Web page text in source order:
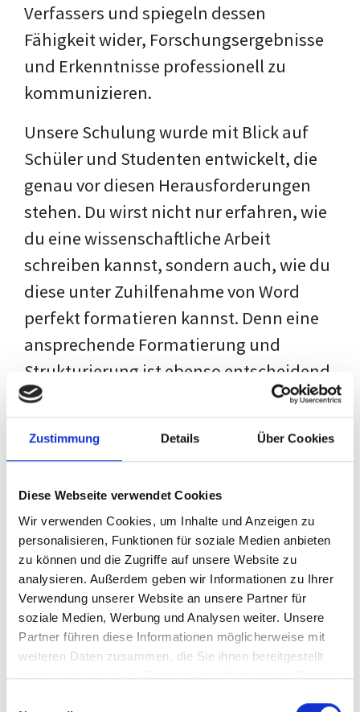
Zustimmung Details Über Cookies
Diese Webseite verwendet Cookies
Wir verwenden Cookies, um Inhalte und Anzeigen zu
personalisieren, Funktionen für soziale Medien anbieten
zu können und die Zugriffe auf unsere Website zu
analysieren. Außerdem geben wir Informationen zu Ihrer
Verwendung unserer Website an unsere Partner für
soziale Medien, Werbung und Analysen weiter. Unsere
Partner führen diese Informationen möglicherweise mit
weiteren Daten zusammen, die Sie ihnen bereitgestellt
haben oder die sie im Rahmen Ihrer Nutzung der Dienste
Verfassers und spiegeln dessen
Fähigkeit wider, Forschungsergebnisse
und Erkenntnisse professionell zu
kommunizieren.
Unsere Schulung wurde mit Blick auf
Schüler und Studenten entwickelt, die
genau vor diesen Herausforderungen
stehen. Du wirst nicht nur erfahren, wie
du eine wissenschaftliche Arbeit
schreiben kannst, sondern auch, wie du
diese unter Zuhilfenahme von Word
perfekt formatieren kannst. Denn eine
ansprechende Formatierung und
Strukturierung ist ebenso entscheidend
wie der Inhalt selbst. Jeder Prüfer hat
eigene Erwartungen, und unsere
Schulung ist so konzipiert, dass sie dir
deiner individuellen Vorlage zeigt,
anstatt eine Einheitslösung zu bieten.
Der Prozess des wissenschaftlichen
Schreibens kann ohne das richtige
Wissen eine große Herausforderung
darstellen. Jedoch, ausgestattet mit
denTechniken und Strategiendieses
Kurses, wird die Formatierung deiner